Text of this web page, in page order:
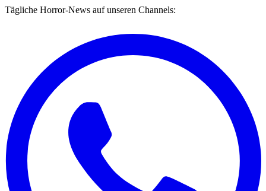
Tägliche Horror-News auf unseren Channels: